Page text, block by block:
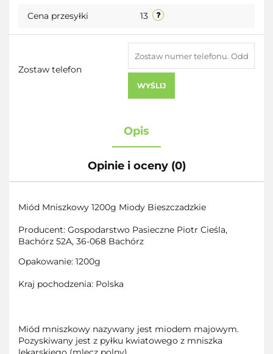
Cena przesyłki 13
Zostaw telefon
WYŚLIJ
Opis
Opinie i oceny (0)
Miód Mniszkowy 1200g Miody Bieszczadzkie
Producent: Gospodarstwo Pasieczne Piotr Cieśla,
Bachórz 52A, 36-068 Bachórz
Opakowanie: 1200g
Kraj pochodzenia: Polska
Miód mniszkowy nazywany jest miodem majowym.
Pozyskiwany jest z pyłku kwiatowego z mniszka